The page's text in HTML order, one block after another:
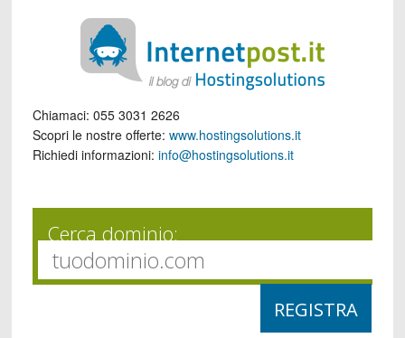
Chiamaci: 055 3031 2626
Scopri le nostre offerte: www.hostingsolutions.it
Richiedi informazioni: info@hostingsolutions.it
Cerca dominio: